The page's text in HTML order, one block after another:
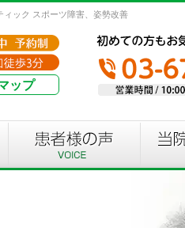
ック スポーツ障害、姿勢改善
ップ